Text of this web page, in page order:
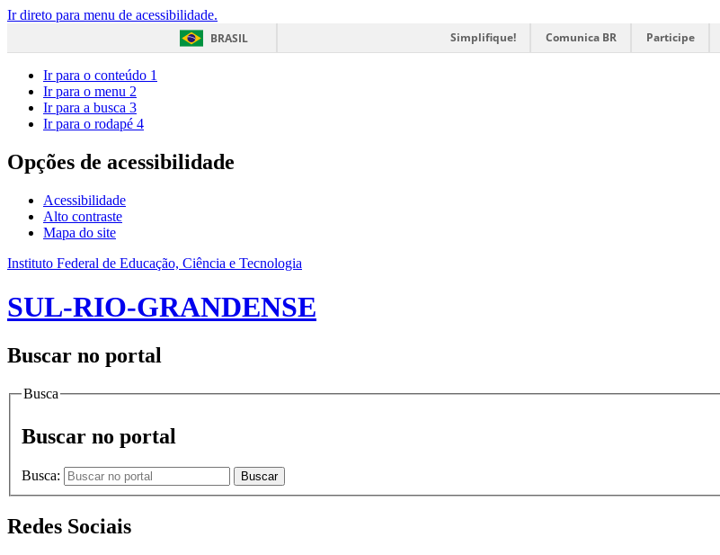
Ir direto para menu de acessibilidade.
BRASIL
Simplifique! Comunica BR Participe
Ir para o conteúdo 1
Ir para o menu 2
Ir para a busca 3
Ir para o rodapé 4
Opções de acessibilidade
Acessibilidade
Alto contraste
Mapa do site
Instituto Federal de Educação, Ciência e Tecnologia
SUL-RIO-GRANDENSE
Buscar no portal
Busca
Buscar no portal
Busca: Buscar
Redes Sociais